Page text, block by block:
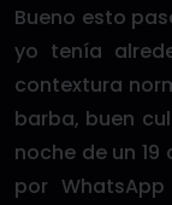
Bueno esto
yo tenía
contextura
barba, buen
noche de un
por